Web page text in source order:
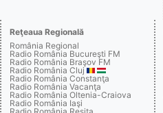
Reţeaua Regională
România Regional
Radio România Bucureşti FM
Radio România Braşov FM
Radio România Cluj
Radio România Constanţa
Radio România Vacanţa
Radio România Oltenia-Craiova
Radio România Iaşi